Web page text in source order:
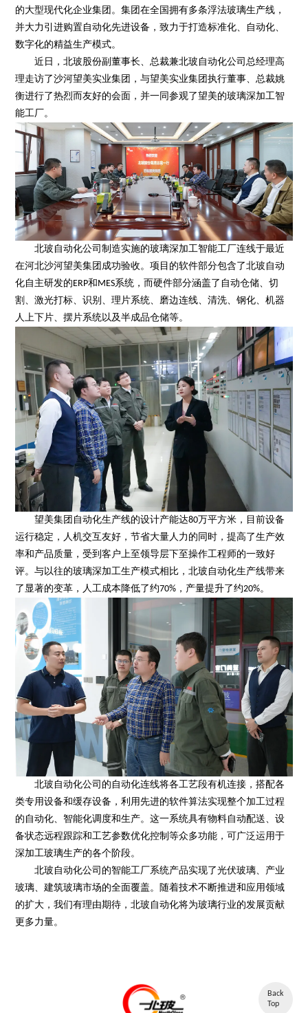
的大型现代化企业集团。集团在全国拥有多条浮法玻璃生产线，
并大力引进购置自动化先进设备，致力于打造标准化、自动化、
数字化的精益生产模式。
近日，北玻股份副董事长、总裁兼北玻自动化公司总经理高
理走访了沙河望美实业集团，与望美实业集团执行董事、总裁姚
衡进行了热烈而友好的会面，并一同参观了望美的玻璃深加工智
能工厂。
北玻自动化公司制造实施的玻璃深加工智能工厂连线于最近
在河北沙河望美集团成功验收。项目的软件部分包含了北玻自动
化自主研发的ERP和MES系统，而硬件部分涵盖了自动仓储、切
割、激光打标、识别、理片系统、磨边连线、清洗、钢化、机器
人上下片、摆片系统以及半成品仓储等。
望美集团自动化生产线的设计产能达80万平方米，目前设备
运行稳定，人机交互友好，节省大量人力的同时，提高了生产效
率和产品质量，受到客户上至领导层下至操作工程师的一致好
评。与以往的玻璃深加工生产模式相比，北玻自动化生产线带来
了显著的变革，人工成本降低了约70%，产量提升了约20%。
北玻自动化公司的自动化连线将各工艺段有机连接，搭配各
类专用设备和缓存设备，利用先进的软件算法实现整个加工过程
的自动化、智能化调度和生产。这一系统具有物料自动配送、设
备状态远程跟踪和工艺参数优化控制等众多功能，可广泛运用于
深加工玻璃生产的各个阶段。
北玻自动化公司的智能工厂系统产品实现了光伏玻璃、产业
玻璃、建筑玻璃市场的全面覆盖。随着技术不断推进和应用领域
的扩大，我们有理由期待，北玻自动化将为玻璃行业的发展贡献
更多力量。
Back
Top